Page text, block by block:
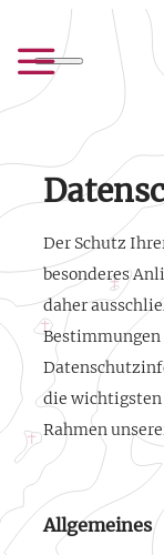
Der Schutz
besonderes
daher
Bestimmungen
die
Rahmen
Allgemeines